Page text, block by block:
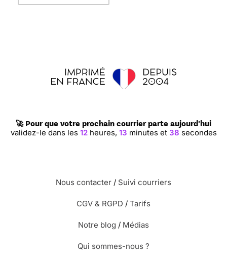
🚀 Pour que votre prochain courrier parte aujourd'hui
validez-le dans les 12 heures, 13 minutes et 37 secondes
Nous contacter / Suivi courriers
CGV & RGPD / Tarifs
Notre blog / Médias
Qui sommes-nous ?